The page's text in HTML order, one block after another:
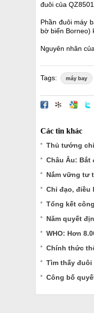
đuôi của
Phần đuôi máy
bờ biển Borneo)
Nguyên nhân
Tags: máy bay
Các tin khác
Thủ tướng
Châu Âu: Bắt
Nắm vững tư
Chỉ đạo, điều
Tổng kết
Năm quyết
WHO: Hơn
Chính thức
Tìm thấy đuôi
Công bố